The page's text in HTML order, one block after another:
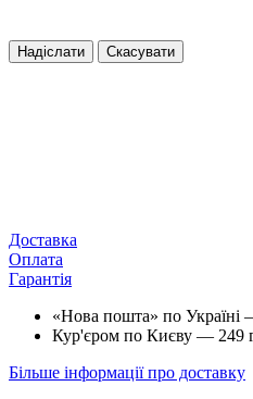
Надіслати Скасувати
Доставка
Оплата
Гарантія
«Нова пошта» по Україні
Кур'єром по Києву — 249
Більше інформації про доставку